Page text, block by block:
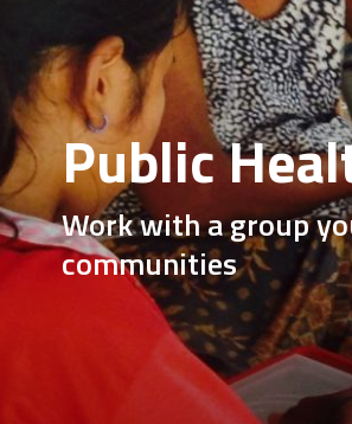
Public
Work with a group
communities